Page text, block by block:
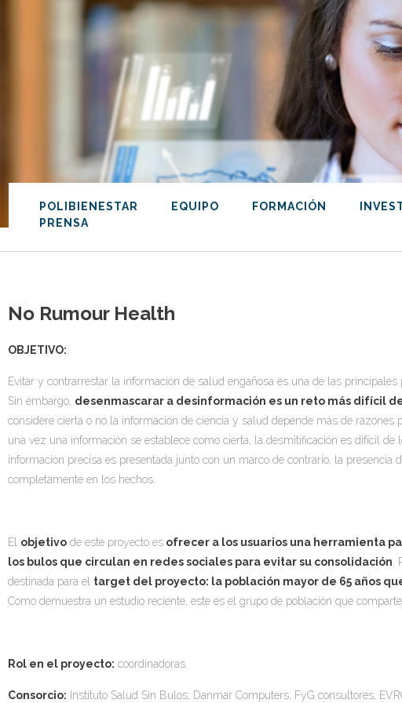
POLIBIENESTAR EQUIPO FORMACIÓN
PRENSA
No Rumour Health
OBJETIVO:
Evitar y contrarrestar la información de salud engañosa es una de las
Sin embargo, desenmascarar a desinformación es un reto más difícil
considere cierta o no la información de ciencia y salud depende más de razones
una vez una información se establece como cierta, la desmitificación es difícil de
información precisa es presentada junto con un marco de contrario, la presencia
completamente en los hechos.
El objetivo de este proyecto es ofrecer a los usuarios una herramienta
los bulos que circulan en redes sociales para evitar su consolidación
destinada para el target del proyecto: la población mayor de 65 años
Como demuestra un estudio reciente, este es el grupo de población que
Rol en el proyecto: coordinadoras.
Consorcio: Instituto Salud Sin Bulos; Danmar Computers, FyG consultores,